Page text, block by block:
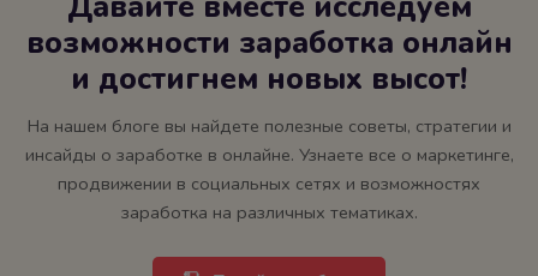
возможности заработка онлайн
и достигнем новых высот!
На нашем блоге вы найдете полезные советы, стратегии и
инсайды о заработке в онлайне. Узнаете все о маркетинге,
продвижении в социальных сетях и возможностях
заработка на различных тематиках.